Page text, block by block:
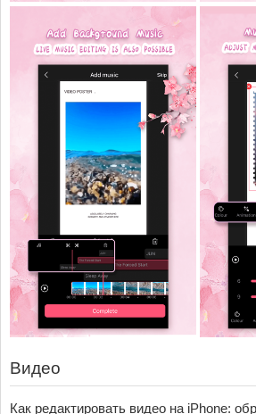
Видео
Как редактировать видео на iPhone: